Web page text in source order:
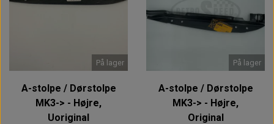
På lager
A-stolpe / Dørstolpe
MK3-> - Højre,
Uoriginal
På lager
A-stolpe / Dørstolpe
MK3-> - Højre,
Original